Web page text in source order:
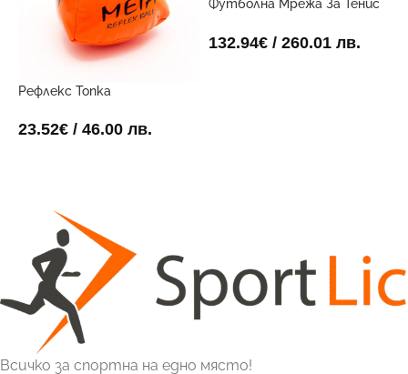
Рефлекс Топка
23.52€ / 46.00 лв.
Футболна Мрежа За Тенис
132.94€/ 260.01 лв.
Всичко за спортна на едно място!